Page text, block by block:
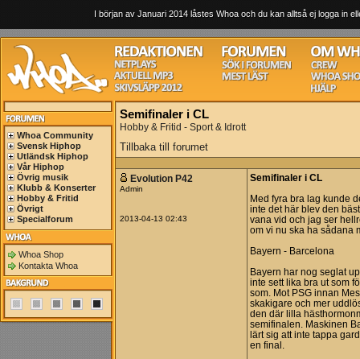
I början av Januari 2014 låstes Whoa och du kan alltså ej logga in
Whoa Community
Svensk Hiphop
Utländsk Hiphop
Vår Hiphop
Övrig musik
Klubb & Konserter
Hobby & Fritid
Övrigt
Specialforum
Whoa Shop
Kontakta Whoa
Semifinaler i CL
Hobby & Fritid - Sport & Idrott
Tillbaka till forumet
Evolution P42
Admin
2013-04-13 02:43
Semifinaler i CL
Med fyra bra lag kunde
inte det här blev den
vana vid och jag ser
om vi nu ska ha sådana
Bayern - Barcelona
Bayern har nog seglat
inte sett lika bra ut som
som. Mot PSG innan
skakigare och mer
den där lilla
semifinalen. Maskinen
lärt sig att inte tappa
en final.